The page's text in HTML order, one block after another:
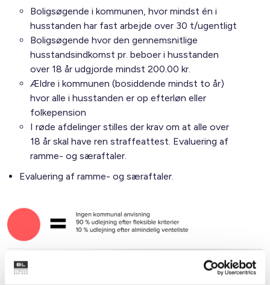
Boligsøgende i kommunen, hvor mindst én i
husstanden har fast arbejde over 30 t/ugentligt
Boligsøgende hvor den gennemsnitlige
husstandsindkomst pr. beboer i husstanden
over 18 år udgjorde mindst 200.00 kr.
Ældre i kommunen (bosiddende mindst to år)
hvor alle i husstanden er op efterløn eller
folkepension
I røde afdelinger stilles der krav om at alle over
18 år skal have ren straffeattest. Evaluering af
ramme- og særaftaler.
Evaluering af ramme- og særaftaler.